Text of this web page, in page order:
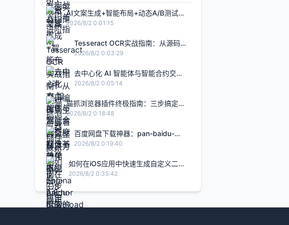
AI文案生成+智能布局+动态A/B测试：
打造转化率提升2.8倍的H5智能设计闭
环，限免内测通道今日关闭
2026/8/2 0:01:15
Tesseract OCR实战指南：从源码编
译到生产部署的完整解决方案
2026/8/2 0:03:29
去中心化 AI 智能体与智能合约交
互：基于 Rust Solana Anchor 框架
2026/8/2 0:05:14
猫抓浏览器插件终极指南：三步搞定网
页视频下载的完整解决方案
2026/8/2 0:18:48
百度网盘下载神器：pan-baidu-
download的终极实战指南
2026/8/2 0:19:40
如何在iOS应用中快速生成自定义二维
码的完整指南
2026/8/2 0:35:42